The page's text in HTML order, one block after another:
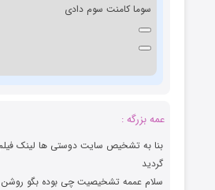
سوما کامنت سوم دادی
عمه بزرگه :
بنا به تشخیص سایت دوستی ها لینک
گردید
سلام عممه تشخیصیت چی بوده بگو